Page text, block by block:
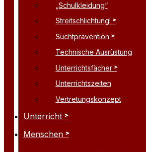
„Schulkleidung“
Streitschlichtung!
Suchtprävention
Technische Ausrüstung
Unterrichtsfächer
Unterrichtszeiten
Vertretungskonzept
Unterricht
Menschen